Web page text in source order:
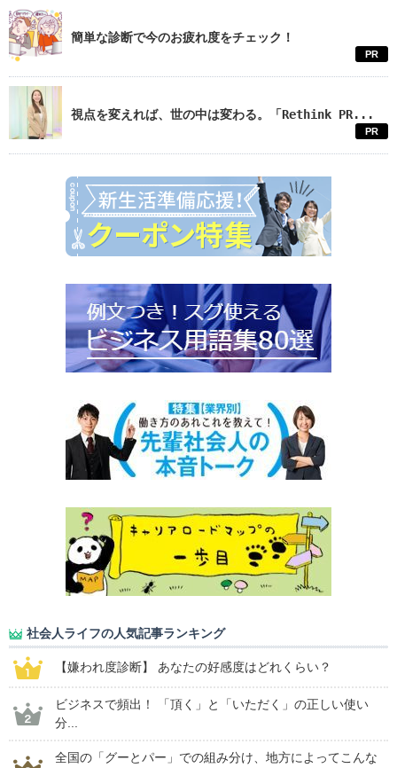
簡単な診断で今のお疲れ度をチェック！
PR
視点を変えれば、世の中は変わる。「Rethink PR...
PR
社会人ライフの人気記事ランキング
【嫌われ度診断】 あなたの好感度はどれくらい？
ビジネスで頻出！ 「頂く」と「いただく」の正しい使い
分...
全国の「グーとパー」での組み分け、地方によってこんな